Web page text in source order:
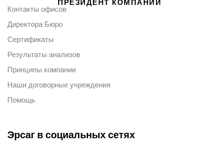
ПРЕЗИДЕНТ КОМПАНИИ
Контакты офисов
Директора Бюро
Сертификаты
Результаты анализов
Принципы компании
Наши договорные учреждения
Помощь
Эрсаг в социальных сетях